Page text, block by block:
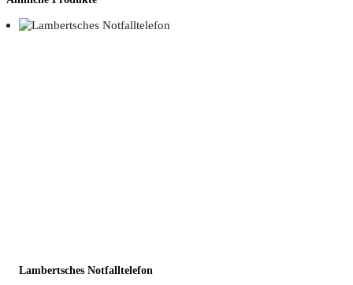
Lam­bert­sches Notfalltelefon